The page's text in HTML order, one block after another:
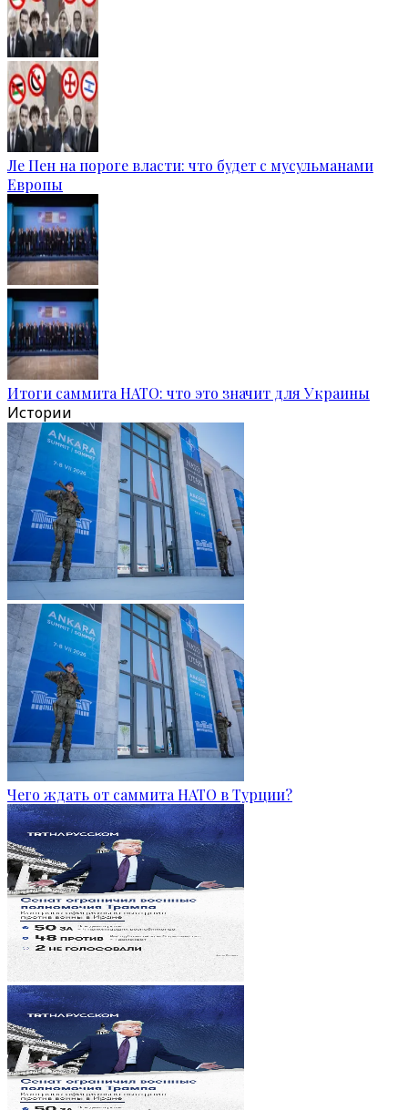
Ле Пен на пороге власти: что будет с мусульманами
Европы
Итоги саммита НАТО: что это значит для Украины
Истории
Чего ждать от саммита НАТО в Турции?